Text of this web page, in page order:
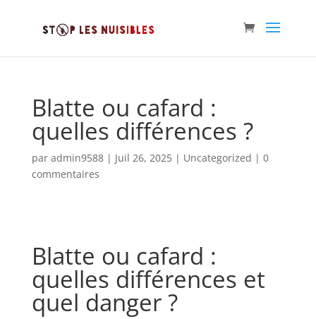
Blatte ou cafard :
quelles différences ?
par admin9588| Juil 26, 2025| Uncategorized | 0
commentaires
Blatte ou cafard :
quelles différences et
quel danger ?